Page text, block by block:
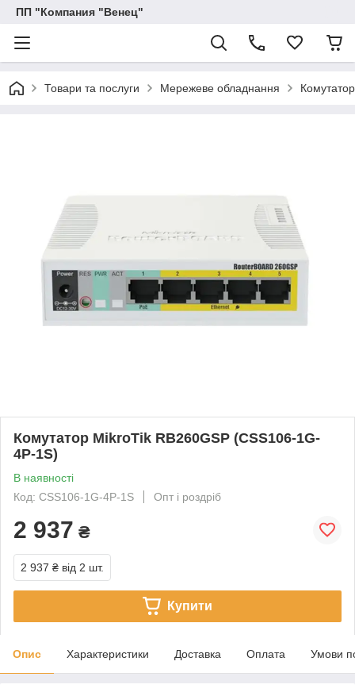
ПП "Компания "Венец"
Товари та послуги Мережеве обладнання
Комутатор MikroTik RB260GSP (CSS106-1G-
4P-1S)
В наявності
Код: CSS106-1G-4P-1S
Опт і роздріб
2 937 ₴
2 937 ₴ від 2 шт.
Купити
Опис Характеристики Доставка Оплата Умови